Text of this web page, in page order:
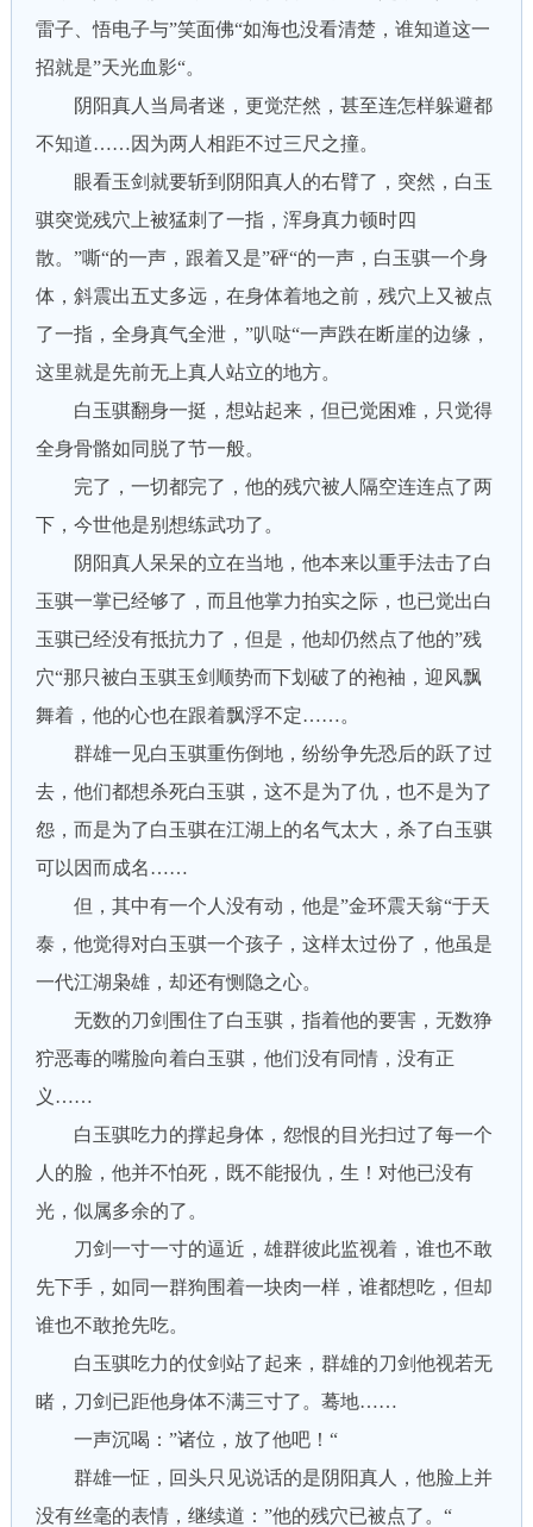
雷子、悟电子与”笑面佛“如海也没看清楚，谁知道这一
招就是”天光血影“。
阴阳真人当局者迷，更觉茫然，甚至连怎样躲避都
不知道……因为两人相距不过三尺之撞。
眼看玉剑就要斩到阴阳真人的右臂了，突然，白玉
骐突觉残穴上被猛刺了一指，浑身真力顿时四
散。”嘶“的一声，跟着又是”砰“的一声，白玉骐一个身
体，斜震出五丈多远，在身体着地之前，残穴上又被点
了一指，全身真气全泄，”叭哒“一声跌在断崖的边缘，
这里就是先前无上真人站立的地方。
白玉骐翻身一挺，想站起来，但已觉困难，只觉得
全身骨骼如同脱了节一般。
完了，一切都完了，他的残穴被人隔空连连点了两
下，今世他是别想练武功了。
阴阳真人呆呆的立在当地，他本来以重手法击了白
玉骐一掌已经够了，而且他掌力拍实之际，也已觉出白
玉骐已经没有抵抗力了，但是，他却仍然点了他的”残
穴“那只被白玉骐玉剑顺势而下划破了的袍袖，迎风飘
舞着，他的心也在跟着飘浮不定……。
群雄一见白玉骐重伤倒地，纷纷争先恐后的跃了过
去，他们都想杀死白玉骐，这不是为了仇，也不是为了
怨，而是为了白玉骐在江湖上的名气太大，杀了白玉骐
可以因而成名……
但，其中有一个人没有动，他是”金环震天翁“于天
泰，他觉得对白玉骐一个孩子，这样太过份了，他虽是
一代江湖枭雄，却还有恻隐之心。
无数的刀剑围住了白玉骐，指着他的要害，无数狰
狞恶毒的嘴脸向着白玉骐，他们没有同情，没有正
义……
白玉骐吃力的撑起身体，怨恨的目光扫过了每一个
人的脸，他并不怕死，既不能报仇，生！对他已没有
光，似属多余的了。
刀剑一寸一寸的逼近，雄群彼此监视着，谁也不敢
先下手，如同一群狗围着一块肉一样，谁都想吃，但却
谁也不敢抢先吃。
白玉骐吃力的仗剑站了起来，群雄的刀剑他视若无
睹，刀剑已距他身体不满三寸了。蓦地……
一声沉喝：”诸位，放了他吧！“
群雄一怔，回头只见说话的是阴阳真人，他脸上并
没有丝毫的表情，继续道：”他的残穴已被点了。“